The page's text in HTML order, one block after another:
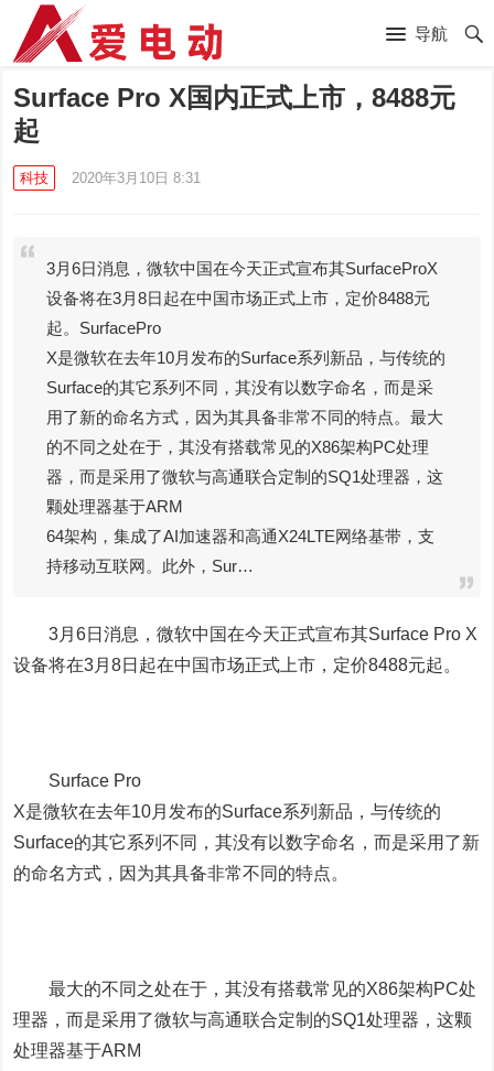
导航
Surface Pro X国内正式上市，8488元
起
科技 2020年3月10日 8:31
3月6日消息，微软中国在今天正式宣布其SurfaceProX
设备将在3月8日起在中国市场正式上市，定价8488元
起。SurfacePro
X是微软在去年10月发布的Surface系列新品，与传统的
Surface的其它系列不同，其没有以数字命名，而是采
用了新的命名方式，因为其具备非常不同的特点。最大
的不同之处在于，其没有搭载常见的X86架构PC处理
器，而是采用了微软与高通联合定制的SQ1处理器，这
颗处理器基于ARM
64架构，集成了AI加速器和高通X24LTE网络基带，支
持移动互联网。此外，Sur…
3月6日消息，微软中国在今天正式宣布其Surface Pro X
设备将在3月8日起在中国市场正式上市，定价8488元起。
Surface Pro
X是微软在去年10月发布的Surface系列新品，与传统的
Surface的其它系列不同，其没有以数字命名，而是采用了新
的命名方式，因为其具备非常不同的特点。
最大的不同之处在于，其没有搭载常见的X86架构PC处
理器，而是采用了微软与高通联合定制的SQ1处理器，这颗
处理器基于ARM